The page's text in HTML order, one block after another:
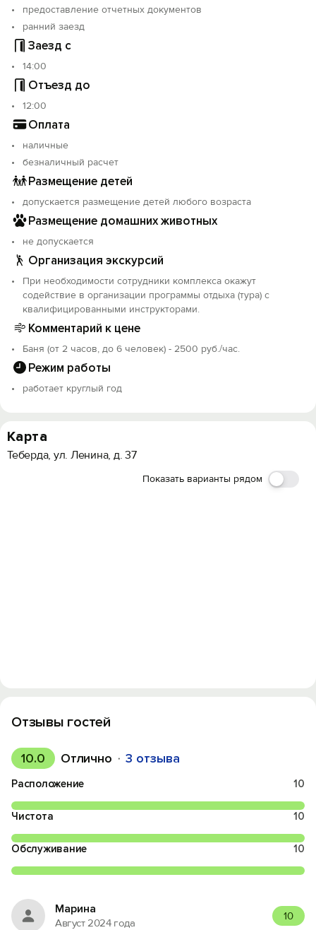
предоставление отчетных документов
ранний заезд
Заезд с
14:00
Отъезд до
12:00
Оплата
наличные
безналичный расчет
Размещение детей
допускается размещение детей любого возраста
Размещение домашних животных
не допускается
Организация экскурсий
При необходимости сотрудники комплекса окажут
содействие в организации программы отдыха (тура) с
квалифицированными инструкторами.
Комментарий к цене
Баня (от 2 часов, до 6 человек) - 2500 руб./час.
Режим работы
работает круглый год
Карта
Теберда, ул. Ленина, д. 37
Показать варианты рядом
Отзывы гостей
10.0 Отлично 3 отзыва
Расположение 10
Чистота 10
Обслуживание 10
Марина
Август 2024 года
10